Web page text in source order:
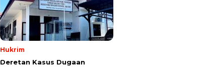
Hukrim
Deretan Kasus Dugaan